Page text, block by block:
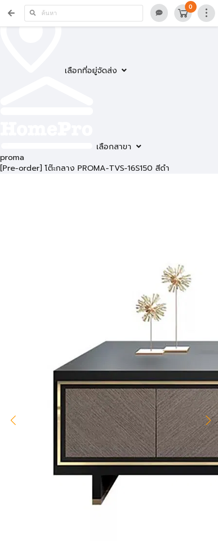
เลือกที่อยู่จัดส่ง
เลือกสาขา
0
proma
[Pre-order] โต๊ะกลาง PROMA-TVS-16S150 สีดำ